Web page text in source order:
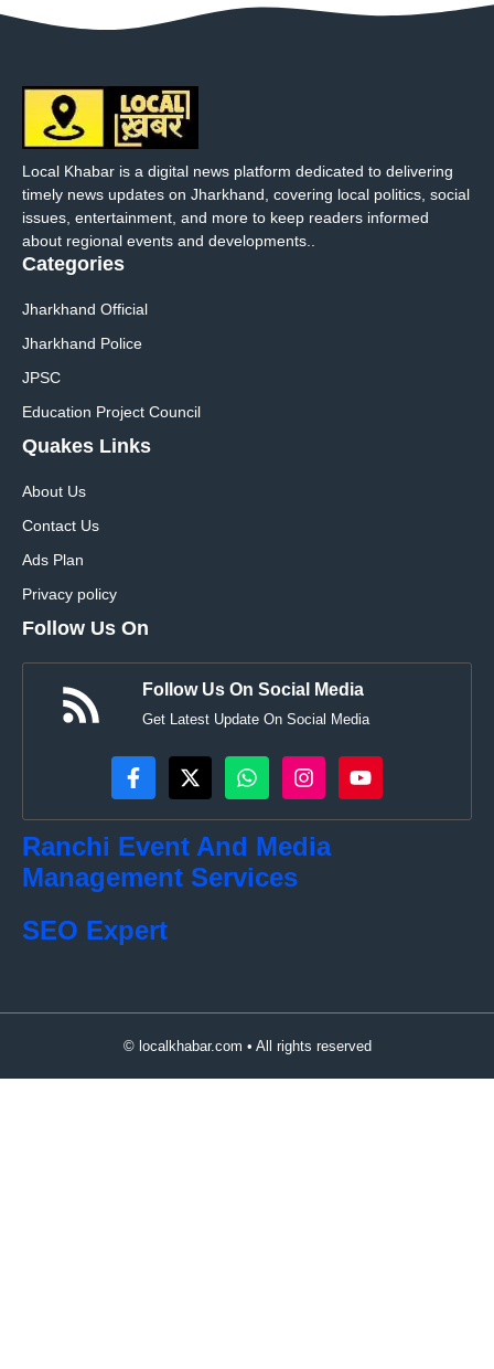
Local Khabar is a digital news platform dedicated to delivering
timely news updates on Jharkhand, covering local politics, social
issues, entertainment, and more to keep readers informed
about regional events and developments..
Categories
Jharkhand Official
Jharkhand Police
JPSC
Education Project Council
Quakes Links
About Us
Contact Us
Ads Plan
Privacy policy
Follow Us On
Follow Us On Social Media
Get Latest Update On Social Media
Ranchi Event And Media
Management Services
SEO Expert
© localkhabar.com • All rights reserved